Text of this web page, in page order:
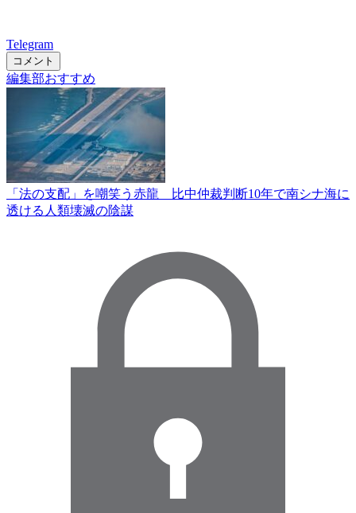
Telegram
コメント
編集部おすすめ
「法の支配」を嘲笑う赤龍 比中仲裁判断10年で南シナ海に
透ける人類壊滅の陰謀